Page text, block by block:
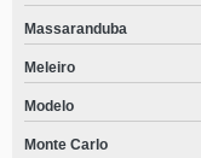
Massaranduba
Meleiro
Modelo
Monte Carlo